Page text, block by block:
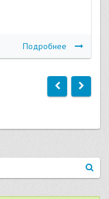
Подробнее